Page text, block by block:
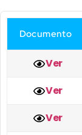
Documento
Ver
Ver
Ver